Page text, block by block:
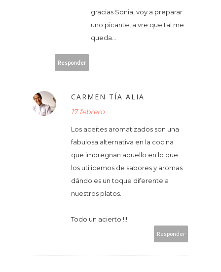
gracias Sonia, voy a preparar
uno picante, a vre que tal me
queda...
Responder
CARMEN TÍA ALIA
17 febrero
Los aceites aromatizados son una
fabulosa alternativa en la cocina
que impregnan aquello en lo que
los utilicemos de sabores y aromas
dándoles un toque diferente a
nuestros platos.
Todo un acierto !!!
Responder